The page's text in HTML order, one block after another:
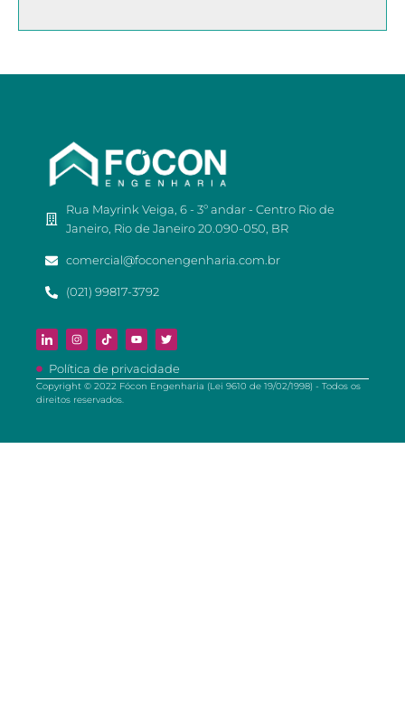
Rua Mayrink Veiga, 6 - 3º andar - Centro Rio de
Janeiro, Rio de Janeiro 20.090-050, BR
comercial@foconengenharia.com.br
(021) 99817-3792
Política de privacidade
Copyright © 2022 Fócon Engenharia (Lei 9610 de 19/02/1998) - Todos os
direitos reservados.